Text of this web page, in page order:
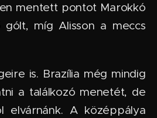
mentett pontot Marokkó
míg Alisson a meccs
is. Brazília még mindig
a találkozó menetét, de
A középpálya